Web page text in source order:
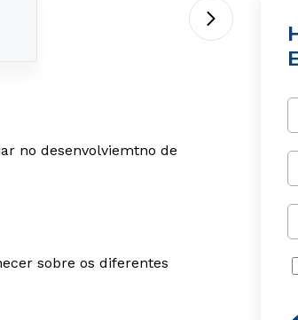
no desenvolviemtno de
sobre os diferentes